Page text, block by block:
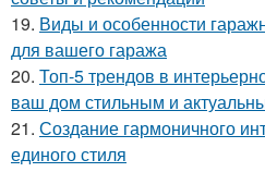
19. Виды и особенности
для вашего гаража
20. Топ-5 трендов в
ваш дом стильным и
21. Создание гармоничного
единого стиля